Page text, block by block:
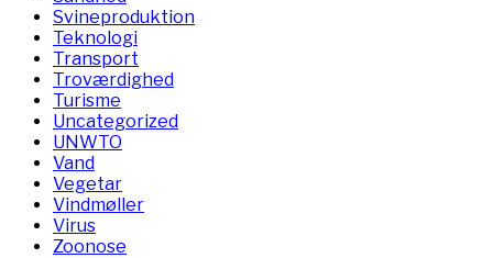
Svineproduktion
Teknologi
Transport
Troværdighed
Turisme
Uncategorized
UNWTO
Vand
Vegetar
Vindmøller
Virus
Zoonose